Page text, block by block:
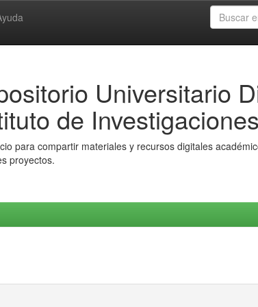
Universitario
de
para compartir materiales y recursos digitales
proyectos.